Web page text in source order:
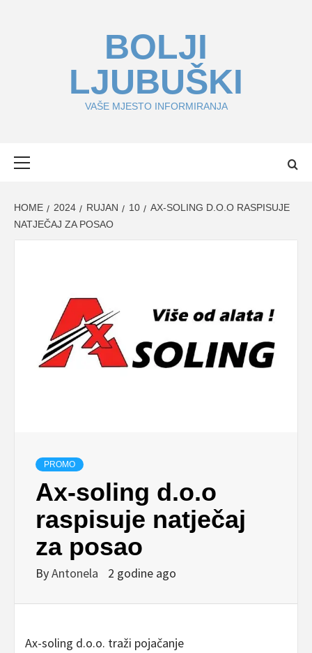
BOLJI
LJUBUŠKI
VAŠE MJESTO INFORMIRANJA
HOME 2024 RUJAN 10
AX-SOLING D.O.O RASPISUJE
NATJEČAJ ZA POSAO
PROMO
Ax-soling d.o.o
raspisuje natječaj
za posao
ByAntonela 2 godine ago
Ax-soling d.o.o. traži pojačanje